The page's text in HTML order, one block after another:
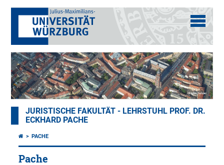
JURISTISCHE FAKULTÄT - LEHRSTUHL PROF. DR.
ECKHARD PACHE
PACHE
Pache